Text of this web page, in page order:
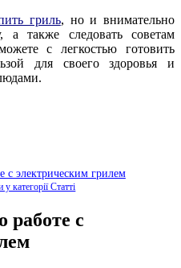
гриль, но и внимательно
также следовать советам
с легкостью готовить
для своего здоровья и
с электрическим грилем
у категорії Статті
работе с